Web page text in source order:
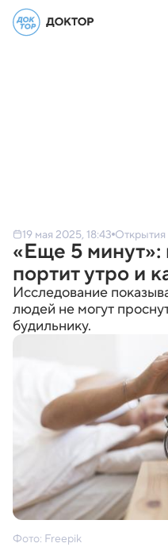
19 мая 2025, 18:43 Открытия
«Еще 5 минут»:
портит утро и
Исследование
людей не могут
будильнику.
Фото: Freepik